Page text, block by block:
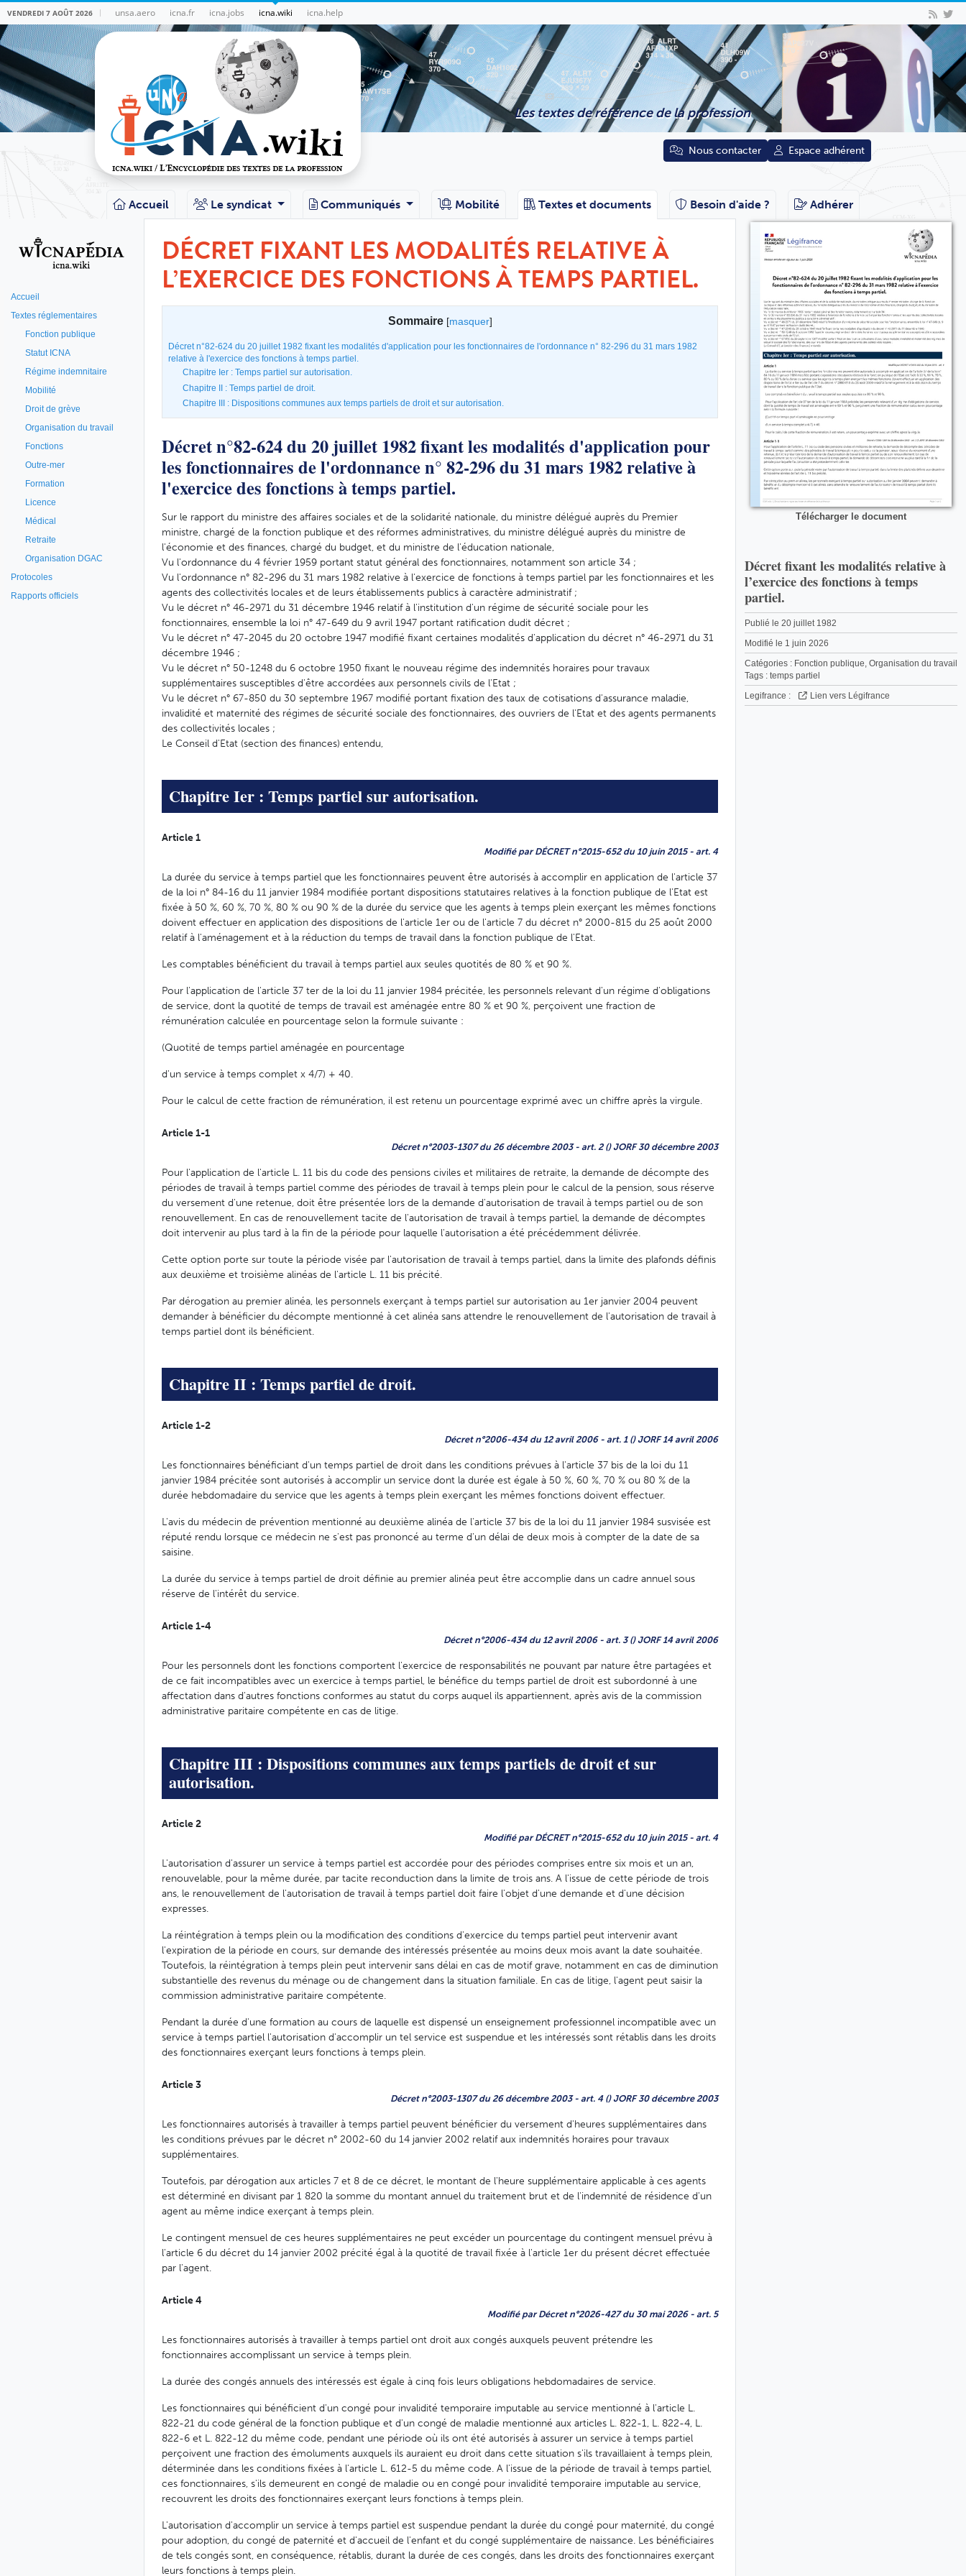
VENDREDI 7 AOÛT 2026 unsa.aero icna.fr icna.jobs icna.wiki icna.help
Les textes de référence de la profession
Nous contacter Espace adhérent
Accueil Le syndicat Communiqués Mobilité Textes et documents Besoin d'aide ? Adhérer
Accueil
Textes réglementaires
Fonction publique
Statut ICNA
Régime indemnitaire
Mobilité
Droit de grève
Organisation du travail
Fonctions
Outre-mer
Formation
Licence
Médical
Retraite
Organisation DGAC
Protocoles
Rapports officiels
DÉCRET FIXANT LES MODALITÉS RELATIVE À
L’EXERCICE DES FONCTIONS À TEMPS PARTIEL.
Sommaire [masquer]
Décret n°82-624 du 20 juillet 1982 fixant les modalités d'application pour les fonctionnaires de l'ordonnance n° 82-296 du 31 mars 1982
relative à l'exercice des fonctions à temps partiel.
Chapitre Ier : Temps partiel sur autorisation.
Chapitre II : Temps partiel de droit.
Chapitre III : Dispositions communes aux temps partiels de droit et sur autorisation.
Décret n°82-624 du 20 juillet 1982 fixant les modalités d'application pour
les fonctionnaires de l'ordonnance n° 82-296 du 31 mars 1982 relative à
l'exercice des fonctions à temps partiel.
Sur le rapport du ministre des affaires sociales et de la solidarité nationale, du ministre délégué auprès du Premier
ministre, chargé de la fonction publique et des réformes administratives, du ministre délégué auprès du ministre de
l'économie et des finances, chargé du budget, et du ministre de l'éducation nationale,
Vu l'ordonnance du 4 février 1959 portant statut général des fonctionnaires, notamment son article 34 ;
Vu l'ordonnance n° 82-296 du 31 mars 1982 relative à l'exercice de fonctions à temps partiel par les fonctionnaires et les
agents des collectivités locales et de leurs établissements publics à caractère administratif ;
Vu le décret n° 46-2971 du 31 décembre 1946 relatif à l'institution d'un régime de sécurité sociale pour les
fonctionnaires, ensemble la loi n° 47-649 du 9 avril 1947 portant ratification dudit décret ;
Vu le décret n° 47-2045 du 20 octobre 1947 modifié fixant certaines modalités d'application du décret n° 46-2971 du 31
décembre 1946 ;
Vu le décret n° 50-1248 du 6 octobre 1950 fixant le nouveau régime des indemnités horaires pour travaux
supplémentaires susceptibles d'être accordées aux personnels civils de l'Etat ;
Vu le décret n° 67-850 du 30 septembre 1967 modifié portant fixation des taux de cotisations d'assurance maladie,
invalidité et maternité des régimes de sécurité sociale des fonctionnaires, des ouvriers de l'Etat et des agents permanents
des collectivités locales ;
Le Conseil d'Etat (section des finances) entendu,
Chapitre Ier : Temps partiel sur autorisation.
Article 1
Modifié par DÉCRET n°2015-652 du 10 juin 2015 - art. 4
La durée du service à temps partiel que les fonctionnaires peuvent être autorisés à accomplir en application de l'article 37
de la loi n° 84-16 du 11 janvier 1984 modifiée portant dispositions statutaires relatives à la fonction publique de l'Etat est
fixée à 50 %, 60 %, 70 %, 80 % ou 90 % de la durée du service que les agents à temps plein exerçant les mêmes fonctions
doivent effectuer en application des dispositions de l'article 1er ou de l'article 7 du décret n° 2000-815 du 25 août 2000
relatif à l'aménagement et à la réduction du temps de travail dans la fonction publique de l'Etat.
Les comptables bénéficient du travail à temps partiel aux seules quotités de 80 % et 90 %.
Pour l'application de l'article 37 ter de la loi du 11 janvier 1984 précitée, les personnels relevant d'un régime d'obligations
de service, dont la quotité de temps de travail est aménagée entre 80 % et 90 %, perçoivent une fraction de
rémunération calculée en pourcentage selon la formule suivante :
(Quotité de temps partiel aménagée en pourcentage
d'un service à temps complet x 4/7) + 40.
Pour le calcul de cette fraction de rémunération, il est retenu un pourcentage exprimé avec un chiffre après la virgule.
Article 1-1
Décret n°2003-1307 du 26 décembre 2003 - art. 2 () JORF 30 décembre 2003
Pour l'application de l'article L. 11 bis du code des pensions civiles et militaires de retraite, la demande de décompte des
périodes de travail à temps partiel comme des périodes de travail à temps plein pour le calcul de la pension, sous réserve
du versement d'une retenue, doit être présentée lors de la demande d'autorisation de travail à temps partiel ou de son
renouvellement. En cas de renouvellement tacite de l'autorisation de travail à temps partiel, la demande de décomptes
doit intervenir au plus tard à la fin de la période pour laquelle l'autorisation a été précédemment délivrée.
Cette option porte sur toute la période visée par l'autorisation de travail à temps partiel, dans la limite des plafonds définis
aux deuxième et troisième alinéas de l'article L. 11 bis précité.
Par dérogation au premier alinéa, les personnels exerçant à temps partiel sur autorisation au 1er janvier 2004 peuvent
demander à bénéficier du décompte mentionné à cet alinéa sans attendre le renouvellement de l'autorisation de travail à
temps partiel dont ils bénéficient.
Chapitre II : Temps partiel de droit.
Article 1-2
Décret n°2006-434 du 12 avril 2006 - art. 1 () JORF 14 avril 2006
Les fonctionnaires bénéficiant d'un temps partiel de droit dans les conditions prévues à l'article 37 bis de la loi du 11
janvier 1984 précitée sont autorisés à accomplir un service dont la durée est égale à 50 %, 60 %, 70 % ou 80 % de la
durée hebdomadaire du service que les agents à temps plein exerçant les mêmes fonctions doivent effectuer.
L'avis du médecin de prévention mentionné au deuxième alinéa de l'article 37 bis de la loi du 11 janvier 1984 susvisée est
réputé rendu lorsque ce médecin ne s'est pas prononcé au terme d'un délai de deux mois à compter de la date de sa
saisine.
La durée du service à temps partiel de droit définie au premier alinéa peut être accomplie dans un cadre annuel sous
réserve de l'intérêt du service.
Article 1-4
Décret n°2006-434 du 12 avril 2006 - art. 3 () JORF 14 avril 2006
Pour les personnels dont les fonctions comportent l'exercice de responsabilités ne pouvant par nature être partagées et
de ce fait incompatibles avec un exercice à temps partiel, le bénéfice du temps partiel de droit est subordonné à une
affectation dans d'autres fonctions conformes au statut du corps auquel ils appartiennent, après avis de la commission
administrative paritaire compétente en cas de litige.
Chapitre III : Dispositions communes aux temps partiels de droit et sur
autorisation.
Article 2
Modifié par DÉCRET n°2015-652 du 10 juin 2015 - art. 4
L'autorisation d'assurer un service à temps partiel est accordée pour des périodes comprises entre six mois et un an,
renouvelable, pour la même durée, par tacite reconduction dans la limite de trois ans. A l'issue de cette période de trois
ans, le renouvellement de l'autorisation de travail à temps partiel doit faire l'objet d'une demande et d'une décision
expresses.
La réintégration à temps plein ou la modification des conditions d'exercice du temps partiel peut intervenir avant
l'expiration de la période en cours, sur demande des intéressés présentée au moins deux mois avant la date souhaitée.
Toutefois, la réintégration à temps plein peut intervenir sans délai en cas de motif grave, notamment en cas de diminution
substantielle des revenus du ménage ou de changement dans la situation familiale. En cas de litige, l'agent peut saisir la
commission administrative paritaire compétente.
Pendant la durée d'une formation au cours de laquelle est dispensé un enseignement professionnel incompatible avec un
service à temps partiel l'autorisation d'accomplir un tel service est suspendue et les intéressés sont rétablis dans les droits
des fonctionnaires exerçant leurs fonctions à temps plein.
Article 3
Décret n°2003-1307 du 26 décembre 2003 - art. 4 () JORF 30 décembre 2003
Les fonctionnaires autorisés à travailler à temps partiel peuvent bénéficier du versement d'heures supplémentaires dans
les conditions prévues par le décret n° 2002-60 du 14 janvier 2002 relatif aux indemnités horaires pour travaux
supplémentaires.
Toutefois, par dérogation aux articles 7 et 8 de ce décret, le montant de l'heure supplémentaire applicable à ces agents
est déterminé en divisant par 1 820 la somme du montant annuel du traitement brut et de l'indemnité de résidence d'un
agent au même indice exerçant à temps plein.
Le contingent mensuel de ces heures supplémentaires ne peut excéder un pourcentage du contingent mensuel prévu à
l'article 6 du décret du 14 janvier 2002 précité égal à la quotité de travail fixée à l'article 1er du présent décret effectuée
par l'agent.
Article 4
Modifié par Décret n°2026-427 du 30 mai 2026 - art. 5
Les fonctionnaires autorisés à travailler à temps partiel ont droit aux congés auxquels peuvent prétendre les
fonctionnaires accomplissant un service à temps plein.
La durée des congés annuels des intéressés est égale à cinq fois leurs obligations hebdomadaires de service.
Les fonctionnaires qui bénéficient d'un congé pour invalidité temporaire imputable au service mentionné à l'article L.
822-21 du code général de la fonction publique et d'un congé de maladie mentionné aux articles L. 822-1, L. 822-4, L.
822-6 et L. 822-12 du même code, pendant une période où ils ont été autorisés à assurer un service à temps partiel
perçoivent une fraction des émoluments auxquels ils auraient eu droit dans cette situation s'ils travaillaient à temps plein,
déterminée dans les conditions fixées à l'article L. 612-5 du même code. A l'issue de la période de travail à temps partiel,
ces fonctionnaires, s'ils demeurent en congé de maladie ou en congé pour invalidité temporaire imputable au service,
recouvrent les droits des fonctionnaires exerçant leurs fonctions à temps plein.
L'autorisation d'accomplir un service à temps partiel est suspendue pendant la durée du congé pour maternité, du congé
pour adoption, du congé de paternité et d'accueil de l'enfant et du congé supplémentaire de naissance. Les bénéficiaires
de tels congés sont, en conséquence, rétablis, durant la durée de ces congés, dans les droits des fonctionnaires exerçant
leurs fonctions à temps plein.
Télécharger le document
Décret fixant les modalités relative à
l’exercice des fonctions à temps
partiel.
Publié le 20 juillet 1982
Modifié le 1 juin 2026
Catégories : Fonction publique Organisation du travail
Tags : temps partiel
Legifrance : Lien vers Légifrance